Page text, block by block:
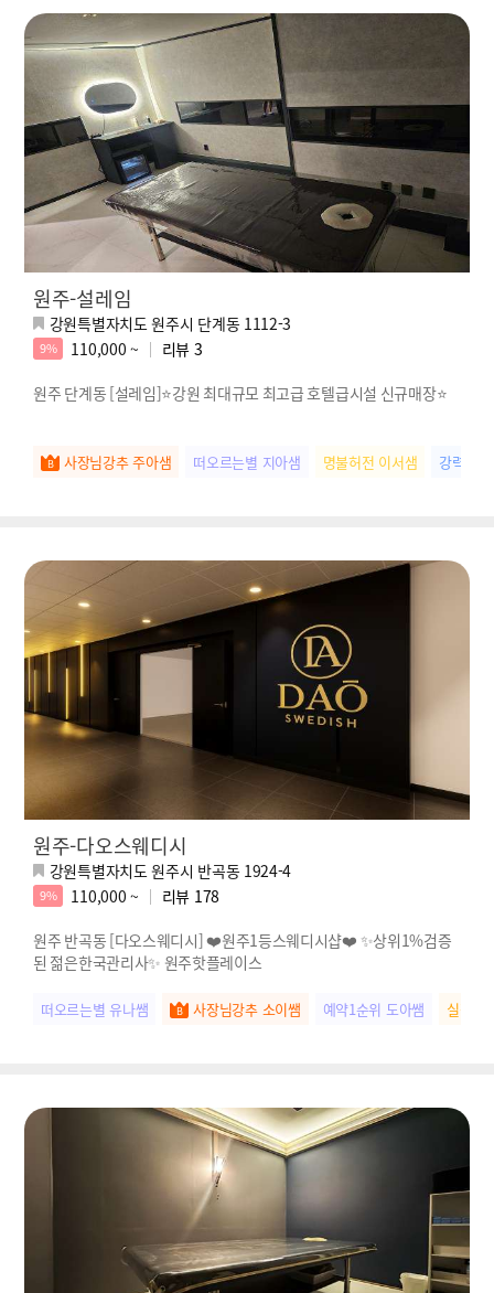
원주-설레임
강원특별자치도 원주시 단계동 1112-3
9% 110,000 ~ 리뷰 3
원주 단계동 [설레임]⭐강원 최대규모 최고급 호텔급시설 신규매장⭐
사장님강추 주아샘 떠오르는별 지아샘 명불허전 이서샘 강력추
원주-다오스웨디시
강원특별자치도 원주시 반곡동 1924-4
9% 110,000 ~ 리뷰 178
원주 반곡동 [다오스웨디시] ❤️원주1등스웨디시샵❤️ ✨상위1%검증
된 젊은한국관리사✨ 원주핫플레이스
떠오르는별 유나쌤 사장님강추 소이쌤 예약1순위 도아쌤 실장님